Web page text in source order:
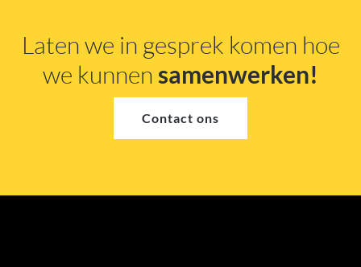
Laten we in gesprek komen hoe
we kunnensamenwerken!
Contact ons